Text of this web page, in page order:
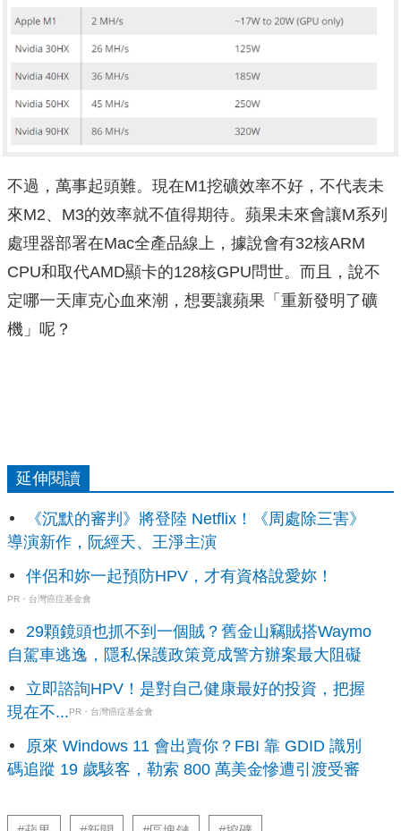
不過，萬事起頭難。現在M1挖礦效率不好，不代表未
來M2、M3的效率就不值得期待。蘋果未來會讓M系列
處理器部署在Mac全產品線上，據說會有32核ARM
CPU和取代AMD顯卡的128核GPU問世。而且，說不
定哪一天庫克心血來潮，想要讓蘋果「重新發明了礦
機」呢？
延伸閱讀
《沉默的審判》將登陸 Netflix！《周處除三害》
導演新作，阮經天、王淨主演
伴侶和妳一起預防HPV，才有資格說愛妳！
PR・台灣癌症基金會
29顆鏡頭也抓不到一個賊？舊金山竊賊搭Waymo
自駕車逃逸，隱私保護政策竟成警方辦案最大阻礙
立即諮詢HPV！是對自己健康最好的投資，把握
現在不...PR・台灣癌症基金會
原來 Windows 11 會出賣你？FBI 靠 GDID 識別
碼追蹤 19 歲駭客，勒索 800 萬美金慘遭引渡受審